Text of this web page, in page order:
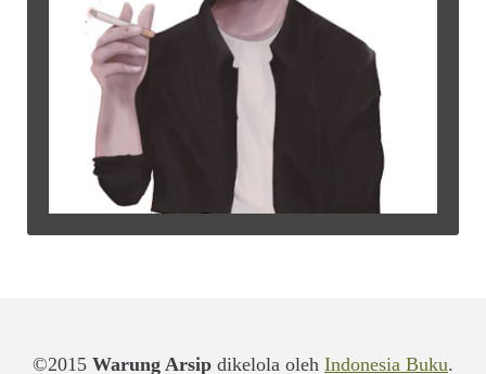
©2015 Warung Arsip dikelola oleh Indonesia Buku.